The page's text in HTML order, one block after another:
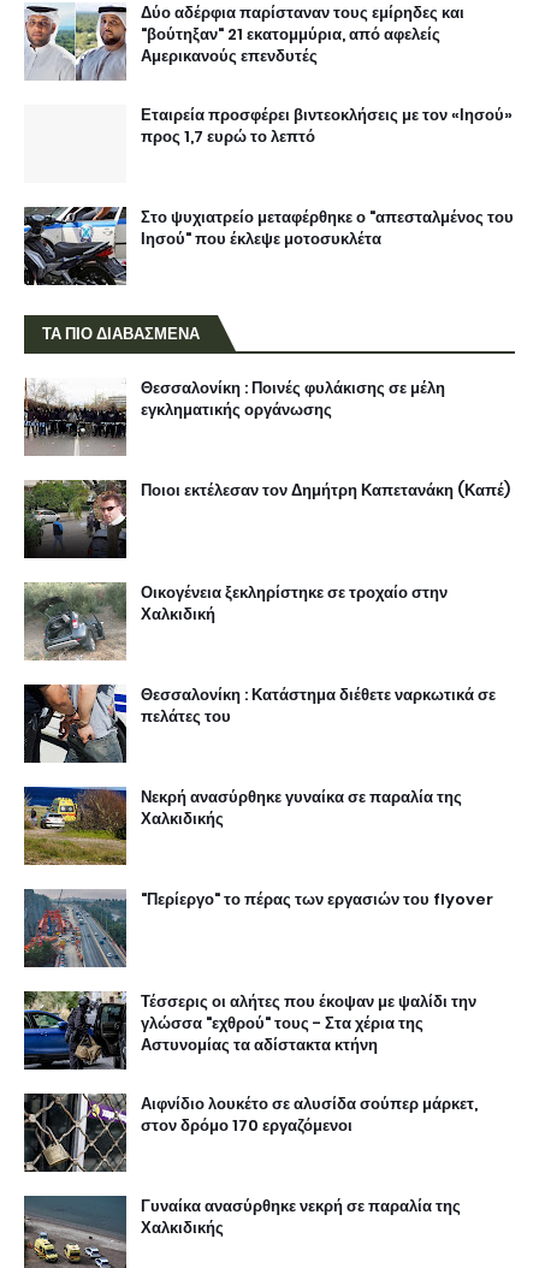
Δύο αδέρφια παρίσταναν τους εμίρηδες και
"βούτηξαν" 21 εκατομμύρια, από αφελείς
Αμερικανούς επενδυτές
Εταιρεία προσφέρει βιντεοκλήσεις με τον «Ιησού»
προς 1,7 ευρώ το λεπτό
Στο ψυχιατρείο μεταφέρθηκε ο "απεσταλμένος του
Ιησού" που έκλεψε μοτοσυκλέτα
ΤΑ ΠΙΟ ΔΙΑΒΑΣΜΕΝΑ
Θεσσαλονίκη : Ποινές φυλάκισης σε μέλη
εγκληματικής οργάνωσης
Ποιοι εκτέλεσαν τον Δημήτρη Καπετανάκη (Καπέ)
Οικογένεια ξεκληρίστηκε σε τροχαίο στην
Χαλκιδική
Θεσσαλονίκη : Κατάστημα διέθετε ναρκωτικά σε
πελάτες του
Νεκρή ανασύρθηκε γυναίκα σε παραλία της
Χαλκιδικής
"Περίεργο" το πέρας των εργασιών του flyover
Τέσσερις οι αλήτες που έκοψαν με ψαλίδι την
γλώσσα "εχθρού" τους - Στα χέρια της
Αστυνομίας τα αδίστακτα κτήνη
Αιφνίδιο λουκέτο σε αλυσίδα σούπερ μάρκετ,
στον δρόμο 170 εργαζόμενοι
Γυναίκα ανασύρθηκε νεκρή σε παραλία της
Χαλκιδικής